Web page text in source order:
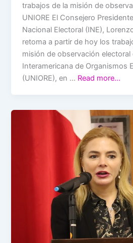
trabajos de la misión de
UNIORE El Consejero
Nacional Electoral (INE),
retoma a partir de hoy los
misión de observación electoral
Interamericana de Organismos
(UNIORE), en … Read more…